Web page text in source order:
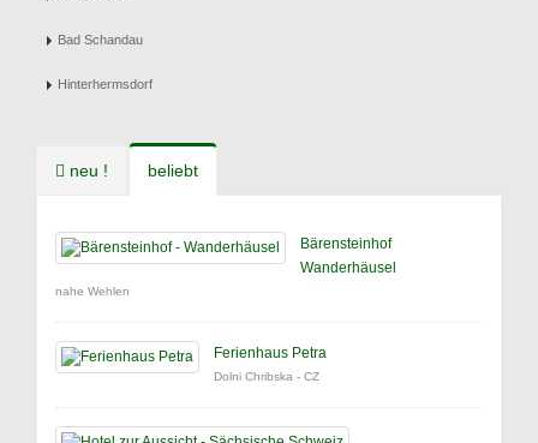
Bad Schandau
Hinterhermsdorf
neu ! beliebt
Bärensteinhof
Wanderhäusel
nahe Wehlen
Ferienhaus Petra
Dolni Chribska - CZ